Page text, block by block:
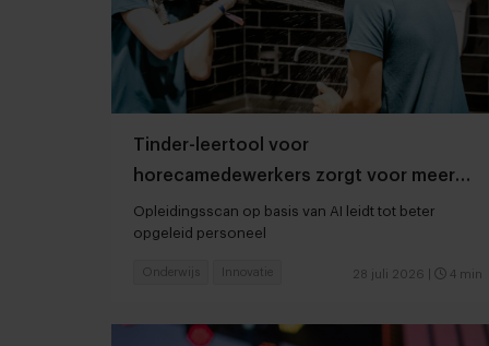
Tinder-leertool voor
horecamedewerkers zorgt voor meer
motivatie op de werkvloer
Opleidingsscan op basis van AI leidt tot beter
opgeleid personeel
28 juli 2026 4 min
Onderwijs Innovatie